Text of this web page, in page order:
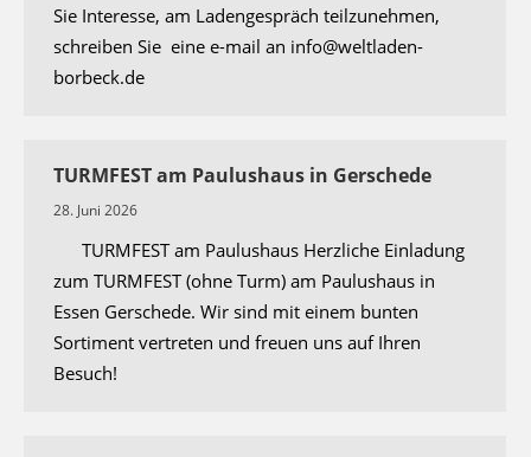
Sie Interesse, am Ladengespräch teilzunehmen,
schreiben Sie eine e-mail an info@weltladen-
borbeck.de
TURMFEST am Paulushaus in Gerschede
28. Juni 2026
TURMFEST am Paulushaus Herzliche Einladung
zum TURMFEST (ohne Turm) am Paulushaus in
Essen Gerschede. Wir sind mit einem bunten
Sortiment vertreten und freuen uns auf Ihren
Besuch!